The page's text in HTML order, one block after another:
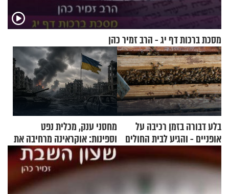
מסכת ברכות דף יג - הרב זמיר כהן
בלע דבורה בזמן רכיבה על
אופניים - והגיע לבית החולים
במצב מסכן חיים
מחסני ענק, מכלית נפט
וספינות: אוקראינה מרחיבה את
התקיפות בעומק רוסיה